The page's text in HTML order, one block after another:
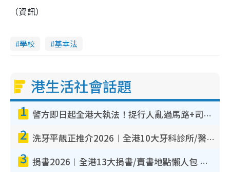
（資訊）
學校 基本法
港生活社會話題
1 警方即日起全港大執法！捉行人亂過馬路+司機不專注駕駛！亂過馬路罰$2000
2 洗牙平靚正推介2026︱全港10大牙科診所/醫院懶人包 夜診至8點/鎮靜潔牙/醫療券適用
3 捐書2026︱全港13大捐書/賣書地點懶人包 二手課本最高$150＋舊書換免費咖啡/戲票